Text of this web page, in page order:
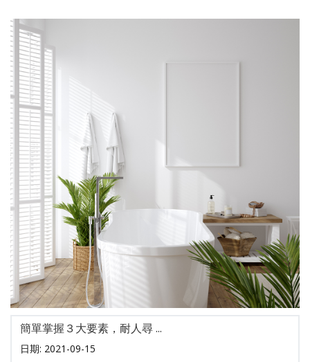
簡單掌握３大要素，耐人尋 ...
日期: 2021-09-15